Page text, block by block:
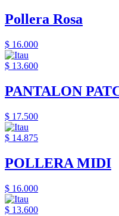
Pollera Rosa
$ 16.000
$ 13.600
PANTALON
$ 17.500
$ 14.875
POLLERA MIDI
$ 16.000
$ 13.600